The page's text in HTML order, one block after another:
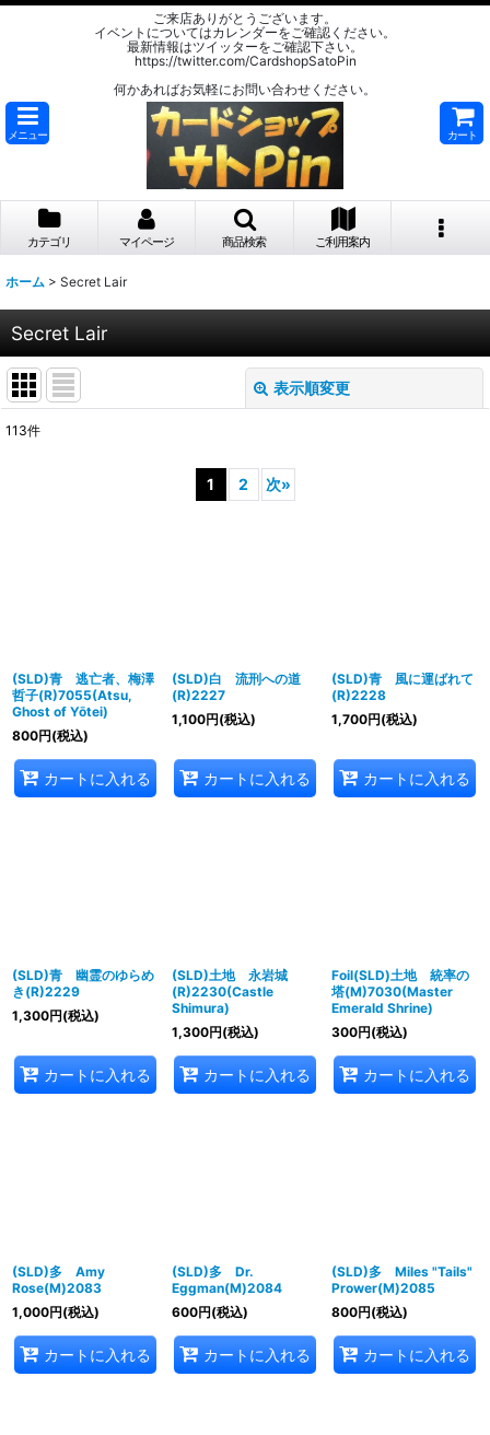
ご来店ありがとうございます。
イベントについてはカレンダーをご確認ください。
最新情報はツイッターをご確認下さい。
https://twitter.com/CardshopSatoPin
何かあればお気軽にお問い合わせください。
メニュー カート
カテゴリ マイページ 商品検索 ご利用案内
ホーム > Secret Lair
Secret Lair
表示順変更
113件
1 2 次»
(SLD)青 逃亡者、梅澤
哲子(R)7055(Atsu,
Ghost of Yōtei)
800円(税込)
カートに入れる
(SLD)白 流刑への道
(R)2227
1,100円(税込)
カートに入れる
(SLD)青 風に運ばれて
(R)2228
1,700円(税込)
カートに入れる
(SLD)青 幽霊のゆらめ
き(R)2229
1,300円(税込)
カートに入れる
(SLD)土地 永岩城
(R)2230(Castle
Shimura)
1,300円(税込)
カートに入れる
Foil(SLD)土地 統率の
塔(M)7030(Master
Emerald Shrine)
300円(税込)
カートに入れる
(SLD)多 Amy
Rose(M)2083
1,000円(税込)
カートに入れる
(SLD)多 Dr.
Eggman(M)2084
600円(税込)
カートに入れる
(SLD)多 Miles "Tails"
Prower(M)2085
800円(税込)
カートに入れる